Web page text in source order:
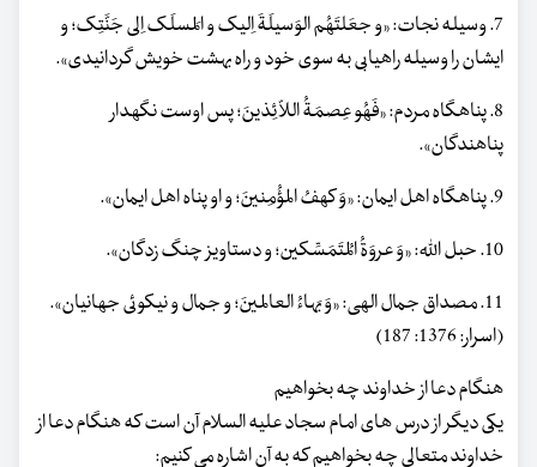
7. وسیله نجات: «و جعَلتَهُم الوَسیلَةَ اِلیک و المَسلَک اِلی جَنَّتِک؛ و
ایشان را وسیله راهیابی به سوی خود و راه بهشت خویش گردانیدی».
8. پناهگاه مردم: «فَهُو عِصمَةُ اللاّئِذینَ؛ پس اوست نگهدار
پناهندگان».
9. پناهگاه اهل ایمان: «وَ کهفُ المؤُمِنینَ؛ و او پناه اهل ایمان».
10. حبل الله: «وَ عروَةُ المُتَمَسِّکین؛ و دستاویز چنگ زدگان».
11. مصداق جمال الهی: «وَ بَهاءُ العالمینَ؛ و جمال و نیکوئی جهانیان».
(اسرار: 1376: 187)
هنگام دعا از خداوند چه بخواهیم
یکی دیگر از درس های امام سجاد علیه السلام آن است که هنگام دعا از
خداوند متعالی چه بخواهیم که به آن اشاره می کنیم: